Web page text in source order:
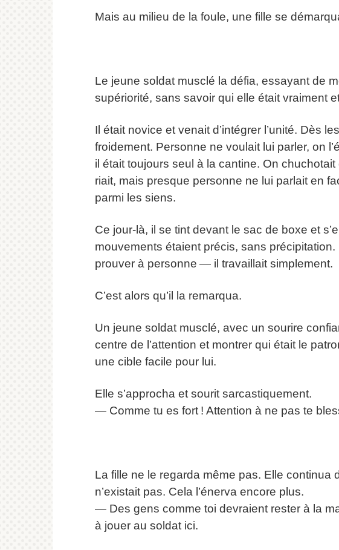
Mais au milieu de la foule, une fille se
Le jeune soldat musclé la défia, essayant de
supériorité, sans savoir qui elle était vraiment
Il était novice et venait d’intégrer l’unité. Dès
froidement. Personne ne voulait lui parler, on
il était toujours seul à la cantine. On
riait, mais presque personne ne lui parlait en
parmi les siens.
Ce jour-là, il se tint devant le sac de boxe et
mouvements étaient précis, sans précipitation.
prouver à personne — il travaillait simplement.
C’est alors qu’il la remarqua.
Un jeune soldat musclé, avec un sourire
centre de l’attention et montrer qui était le
une cible facile pour lui.
Elle s’approcha et sourit sarcastiquement.
— Comme tu es fort ! Attention à ne pas te
La fille ne le regarda même pas. Elle continua
n’existait pas. Cela l’énerva encore plus.
— Des gens comme toi devraient rester à la
à jouer au soldat ici.